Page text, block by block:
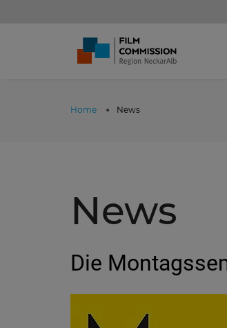
Home News
News
Die